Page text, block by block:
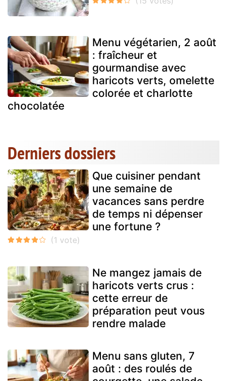
Menu végétarien, 2 août
: fraîcheur et
gourmandise avec
haricots verts, omelette
colorée et charlotte
chocolatée
Derniers dossiers
Que cuisiner pendant
une semaine de
vacances sans perdre
de temps ni dépenser
une fortune ?
Ne mangez jamais de
haricots verts crus :
cette erreur de
préparation peut vous
rendre malade
Menu sans gluten, 7
août : des roulés de